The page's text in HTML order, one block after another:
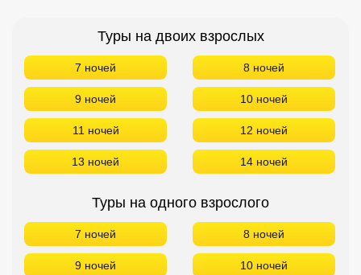
Туры на двоих взрослых
7 ночей 8 ночей
9 ночей 10 ночей
11 ночей 12 ночей
13 ночей 14 ночей
Туры на одного взрослого
7 ночей 8 ночей
9 ночей 10 ночей
Сетевые отели Сейшел
Сетевые отели Маврикия